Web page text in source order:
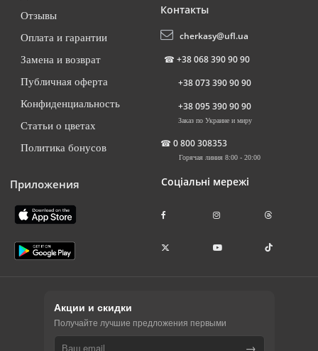
Отзывы
Оплата и гарантии
Замена и возврат
Публичная оферта
Конфиденциальность
Статьи о цветах
Политика бонусов
Приложения
Контакты
cherkasy@ufl.ua
☎ +38 068 390 90 90
+38 073 390 90 90
+38 095 390 90 90
Заказ по Украине и миру
☎ 0 800 308353
Горячая линия 8:00 - 20:00
Соціальні мережі
Акции и скидки
Получайте лучшие предложения первыми